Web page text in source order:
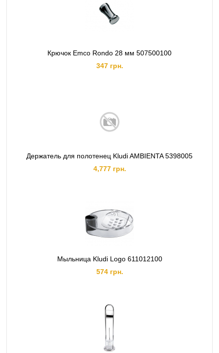
Крючок Emco Rondo 28 мм 507500100
347 грн.
Держатель для полотенец Kludi AMBIENTA 5398005
4,777 грн.
Мыльница Kludi Logo 611012100
574 грн.